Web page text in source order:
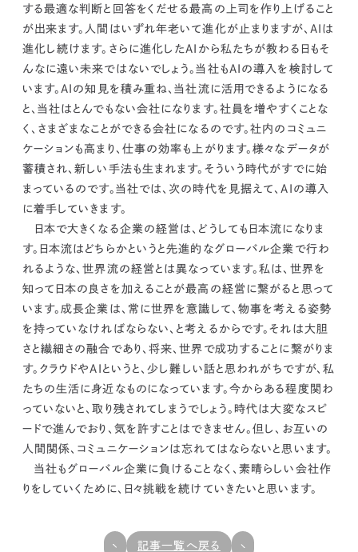
する最適な判断と回答をくだせる最高の上司を作り上げること
が出来ます。人間はいずれ年老いて進化が止まりますが、AIは
進化し続けます。さらに進化したAIから私たちが教わる日もそ
んなに遠い未来ではないでしょう。当社もAIの導入を検討して
います。AIの知見を積み重ね、当社流に活用できるようになる
と、当社はとんでもない会社になります。社員を増やすくことな
く、さまざまなことができる会社になるのです。社内のコミュニ
ケーションも高まり、仕事の効率も上がります。様々なデータが
蓄積され、新しい手法も生まれます。そういう時代がすでに始
まっているのです。当社では、次の時代を見据えて、AIの導入
に着手していきます。
日本で大きくなる企業の経営は、どうしても日本流になりま
す。日本流はどちらかというと先進的なグローバル企業で行わ
れるような、世界流の経営とは異なっています。私は、世界を
知って日本の良さを加えることが最高の経営に繋がると思って
います。 成長企業は、常に世界を意識して、物事を考える姿勢
を持っていなければならない、と考えるからです。それは大胆
さと繊細さの融合であり、将来、世界で成功することに繋がりま
す。クラウドやAIというと、少し難しい話と思われがちですが、私
たちの生活に身近なものになっています。今からある程度関わ
っていないと、取り残されてしまうでしょう。時代は大変なスピ
ードで進んでおり、気を許すことはできません。但し、お互いの
人間関係、コミュニケーションは忘れてはならないと思います。
当社もグローバル企業に負けることなく、素晴らしい会社作
りをしていくために、日々挑戦を続けていきたいと思います。
記事一覧へ戻る